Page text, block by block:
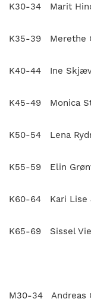
K30-34 Marit
K35-39 Merethe
K40-44 Ine
K45-49 Monica
K50-54 Lena
K55-59 Elin
K60-64 Kari Lise
K65-69 Sissel
M30-34 Andreas